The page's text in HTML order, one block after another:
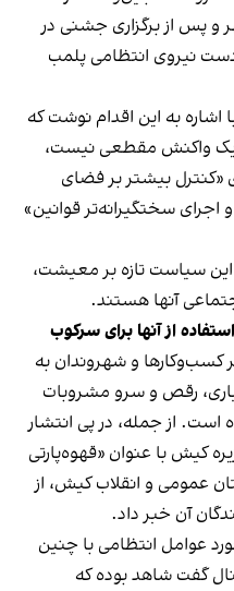
فرشته تهران، شنبه ۱۹ مهر و پس از برگزاری جشنی در
نیروی انتظامی پلمب
اشاره به این اقدام نوشت که
یک واکنش مقطعی نیست،
«کنترل بیشتر بر فضای
اجرای سختگیرانه‌تر قوانین»
این سیاست‌ تازه بر معیشت،
آنها هستند.
از آنها برای سرکوب
و شهروندان به
رقص و سرو مشروبات
است. از جمله، در پی انتشار
کیش با عنوان «قهوه‌پارتی
عمومی و انقلاب کیش، از
آن خبر داد.
عوامل انتظامی با چنین
گفت شاهد بوده که